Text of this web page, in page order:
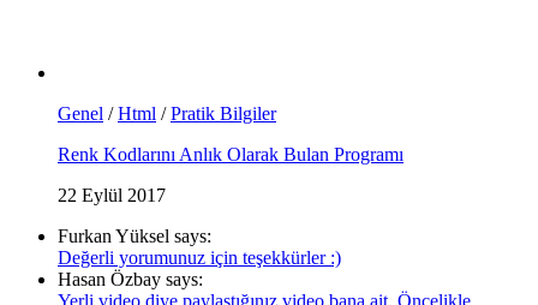
Genel /Html /Pratik Bilgiler
Renk Kodlarını Anlık Olarak Bulan Programı
22 Eylül 2017
Furkan Yüksel says:
Değerli yorumunuz için teşekkürler :)
Hasan Özbay says:
Yerli video diye paylaştığınız video bana ait. Öncelikle